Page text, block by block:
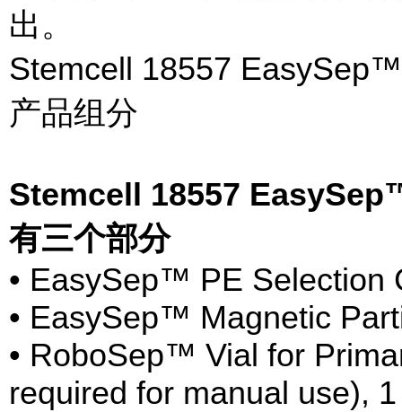
出。
Stemcell 18557
产品组分
Stemcell 18557
有三个部分
• EasySep™ PE Selection
• EasySep™ Magnetic
• RoboSep™ Vial for
required for manual use),